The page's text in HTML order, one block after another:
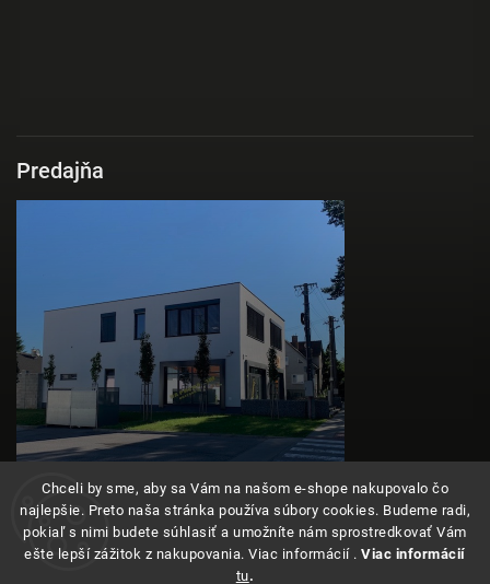
Chceli by sme, aby sa Vám na našom e-shope nakupovalo čo
najlepšie. Preto naša stránka používa súbory cookies. Budeme radi,
pokiaľ s nimi budete súhlasiť a umožníte nám sprostredkovať Vám
ešte lepší zážitok z nakupovania. Viac informácií .Viac informácií
tu.
Predajňa